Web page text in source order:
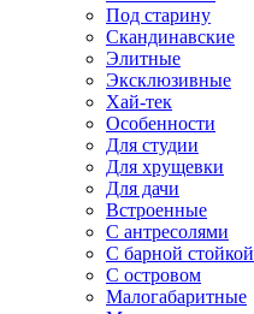
Под старину
Скандинавские
Элитные
Эксклюзивные
Хай-тек
Особенности
Для студии
Для хрущевки
Для дачи
Встроенные
С антресолями
С барной стойкой
С островом
Малогабаритные